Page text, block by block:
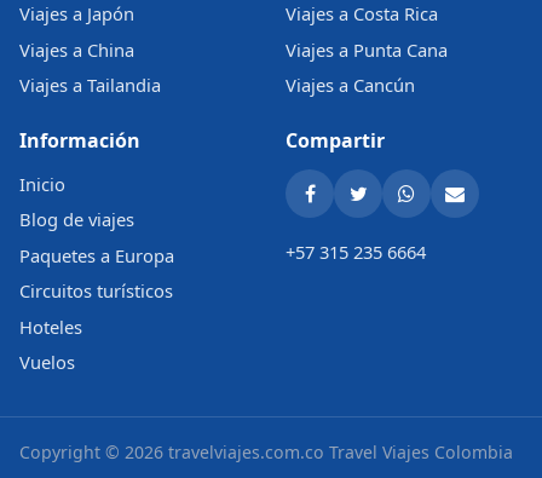
Viajes a Japón
Viajes a China
Viajes a Tailandia
Viajes a Costa Rica
Viajes a Punta Cana
Viajes a Cancún
Información
Inicio
Blog de viajes
Paquetes a Europa
Circuitos turísticos
Hoteles
Vuelos
Compartir
+57 315 235 6664
Copyright © 2026 travelviajes.com.co Travel Viajes Colombia